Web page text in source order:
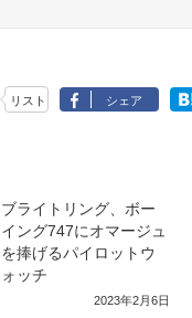
リスト シェア
ブライトリング、ボー
イング747にオマージュ
を捧げるパイロットウ
ォッチ
2023年2月6日